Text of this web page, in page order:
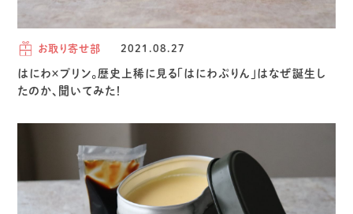
お取り寄せ部 2021.08.27
はにわ×プリン。歴史上稀に見る「はにわぷりん」はなぜ誕生し
たのか、聞いてみた！